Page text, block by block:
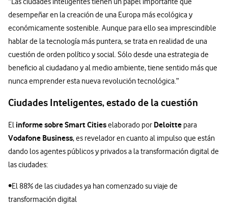
desempeñar en la creación de una Europa más ecológica y
económicamente sostenible. Aunque para ello sea imprescindible
hablar de la tecnología más puntera, se trata en realidad de una
cuestión de orden político y social. Sólo desde una estrategia de
beneficio al ciudadano y al medio ambiente, tiene sentido más que
nunca emprender esta nueva revolución tecnológica.”
Ciudades Inteligentes, estado de la cuestión
El informe sobre Smart Citieselaborado por Deloitte para
Vodafone Business, es revelador en cuanto al impulso que están
dando los agentes públicos y privados a la transformación digital de
las ciudades:
•El 88% de las ciudades ya han comenzado su viaje de
transformación digital